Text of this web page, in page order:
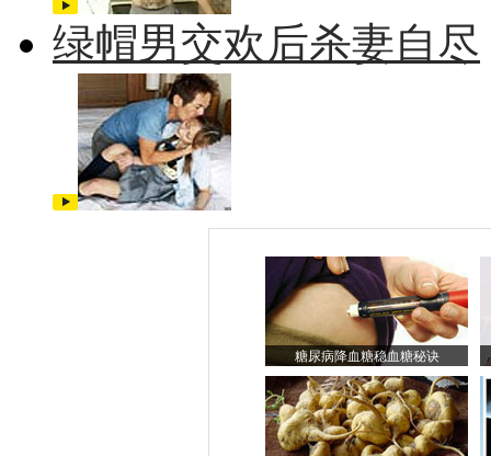
绿帽男交欢后杀妻自尽
糖尿病降血糖稳血糖秘诀